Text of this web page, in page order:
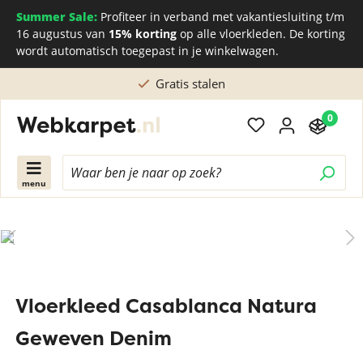
Summer Sale: Profiteer in verband met vakantiesluiting t/m
16 augustus van 15% korting op alle vloerkleden. De korting
wordt automatisch toegepast in je winkelwagen.
Gratis stalen
menu
0
Vloerkleed Casablanca Natura
Geweven Denim